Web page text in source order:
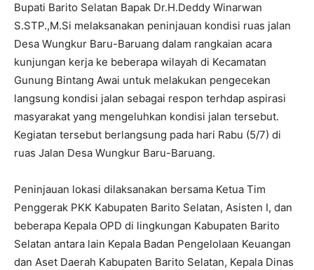
Bupati Barito Selatan Bapak Dr.H.Deddy Winarwan
S.STP.,M.Si melaksanakan peninjauan kondisi ruas jalan
Desa Wungkur Baru-Baruang dalam rangkaian acara
kunjungan kerja ke beberapa wilayah di Kecamatan
Gunung Bintang Awai untuk melakukan pengecekan
langsung kondisi jalan sebagai respon terhdap aspirasi
masyarakat yang mengeluhkan kondisi jalan tersebut.
Kegiatan tersebut berlangsung pada hari Rabu (5/7) di
ruas Jalan Desa Wungkur Baru-Baruang.
Peninjauan lokasi dilaksanakan bersama Ketua Tim
Penggerak PKK Kabupaten Barito Selatan, Asisten I, dan
beberapa Kepala OPD di lingkungan Kabupaten Barito
Selatan antara lain Kepala Badan Pengelolaan Keuangan
dan Aset Daerah Kabupaten Barito Selatan, Kepala Dinas